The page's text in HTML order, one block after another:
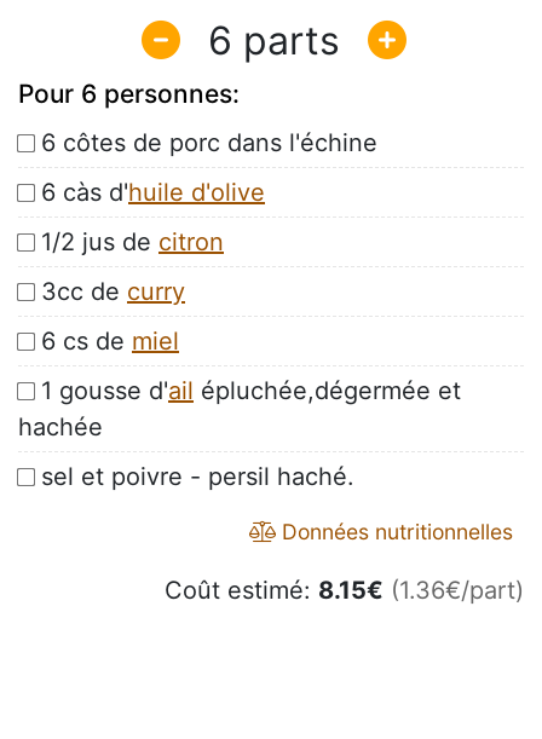
6
Pour 6 personnes:
6 côtes de porc dans l'échine
6 càs d'huile d'olive
1/2 jus de citron
3cc de curry
6 cs de miel
1 gousse d'ail épluchée,dégermée et
hachée
sel et poivre - persil haché.
Données nutritionnelles
Coût estimé: 8.15€ (1.36€/part)